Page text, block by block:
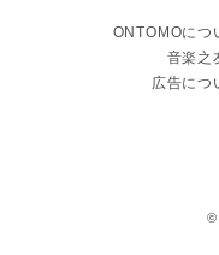
ONTOMOにつ
音楽之
広告につ
©